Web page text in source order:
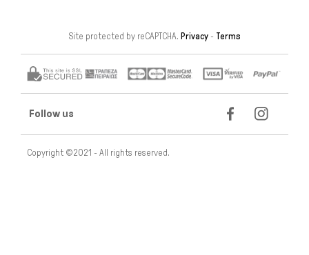
Site protected by reCAPTCHA. Privacy- Terms
Follow us
Copyright ©2021 - All rights reserved.